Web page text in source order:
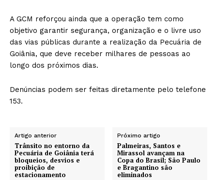
A GCM reforçou ainda que a operação tem como
objetivo garantir segurança, organização e o livre uso
das vias públicas durante a realização da Pecuária de
Goiânia, que deve receber milhares de pessoas ao
longo dos próximos dias.
Denúncias podem ser feitas diretamente pelo telefone
153.
Artigo anterior
Trânsito no entorno da
Pecuária de Goiânia terá
bloqueios, desvios e
proibição de
estacionamento
Próximo artigo
Palmeiras, Santos e
Mirassol avançam na
Copa do Brasil; São Paulo
e Bragantino são
eliminados